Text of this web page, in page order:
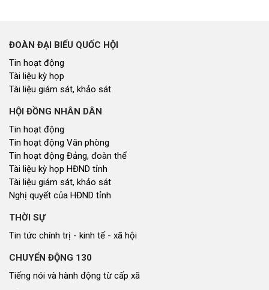
ĐOÀN ĐẠI BIỂU QUỐC HỘI
Tin hoạt động
Tài liệu kỳ họp
Tài liệu giám sát, khảo sát
HỘI ĐỒNG NHÂN DÂN
Tin hoạt động
Tin hoạt động Văn phòng
Tin hoạt động Đảng, đoàn thể
Tài liệu kỳ họp HĐND tỉnh
Tài liệu giám sát, khảo sát
Nghị quyết của HĐND tỉnh
THỜI SỰ
Tin tức chính trị - kinh tế - xã hội
CHUYỂN ĐỘNG 130
Tiếng nói và hành động từ cấp xã